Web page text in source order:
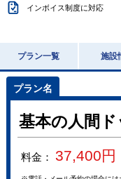
インボイス制度に対応
プラン一覧 施設
基本の人間
料金： 37,400円